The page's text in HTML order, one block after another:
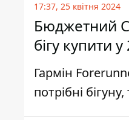
17:37, 25 квітня 2024
Бюджетний
бігу купити
Гармін
потрібні